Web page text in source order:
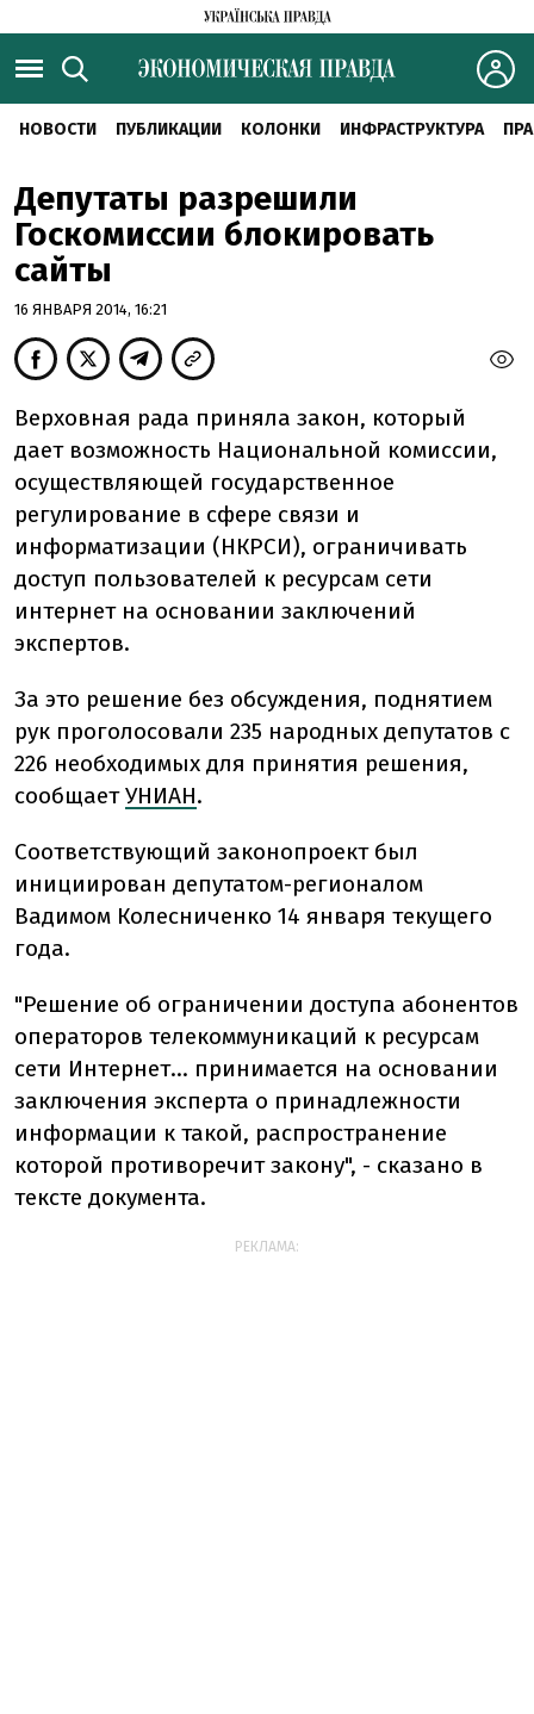
НОВОСТИ ПУБЛИКАЦИИ КОЛОНКИ ИНФРАСТРУКТУРА
Депутаты разрешили
Госкомиссии блокировать
сайты
16 ЯНВАРЯ 2014, 16:21
Верховная рада приняла закон, который
дает возможность Национальной комиссии,
осуществляющей государственное
регулирование в сфере связи и
информатизации (НКРСИ), ограничивать
доступ пользователей к ресурсам сети
интернет на основании заключений
экспертов.
За это решение без обсуждения, поднятием
рук проголосовали 235 народных депутатов с
226 необходимых для принятия решения,
сообщаетУНИАН.
Соответствующий законопроект был
инициирован депутатом-регионалом
Вадимом Колесниченко 14 января текущего
года.
"Решение об ограничении доступа абонентов
операторов телекоммуникаций к ресурсам
сети Интернет… принимается на основании
заключения эксперта о принадлежности
информации к такой, распространение
которой противоречит закону", - сказано в
тексте документа.
РЕКЛАМА: